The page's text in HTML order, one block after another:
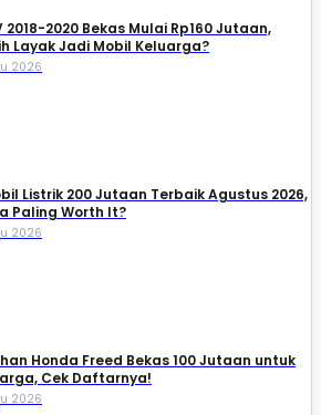
2018-2020 Bekas Mulai Rp160 Jutaan,
Layak Jadi Mobil Keluarga?
2026
Listrik 200 Jutaan Terbaik Agustus 2026,
Paling Worth It?
2026
Honda Freed Bekas 100 Jutaan untuk
Cek Daftarnya!
2026